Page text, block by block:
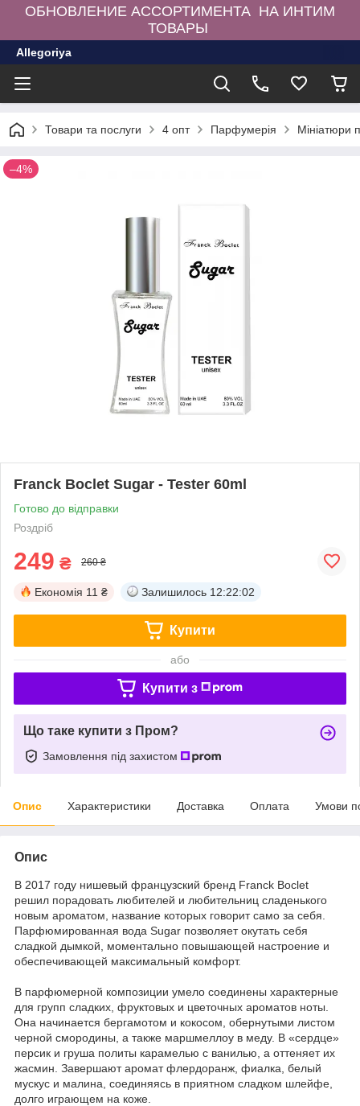
ОБНОВЛЕНИЕ АССОРТИМЕНТА НА ИНТИМ
ТОВАРЫ
Allegoriya
Товари та послуги 4 опт Парфумерія Мініатюри
–4%
Franck Boclet Sugar - Tester 60ml
Готово до відправки
Роздріб
249 ₴ 260 ₴
Економія 11 ₴ Залишилось 12:22:02
Купити
або
Купити з
Що таке купити з Пром?
Замовлення під захистом
Опис Характеристики Доставка Оплата Умови
Опис
В 2017 году нишевый французский бренд Franck Boclet
решил порадовать любителей и любительниц сладенького
новым ароматом, название которых говорит само за себя.
Парфюмированная вода Sugar позволяет окутать себя
сладкой дымкой, моментально повышающей настроение и
обеспечивающей максимальный комфорт.
В парфюмерной композиции умело соединены характерные
для групп сладких, фруктовых и цветочных ароматов ноты.
Она начинается бергамотом и кокосом, обернутыми листом
черной смородины, а также маршмеллоу в меду. В «сердце»
персик и груша политы карамелью с ванилью, а оттеняет их
жасмин. Завершают аромат флердоранж, фиалка, белый
мускус и малина, соединяясь в приятном сладком шлейфе,
долго играющем на коже.